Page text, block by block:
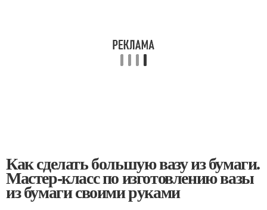
Как сделать большую вазу из бумаги.
Мастер-класс по изготовлению вазы
из бумаги своими руками